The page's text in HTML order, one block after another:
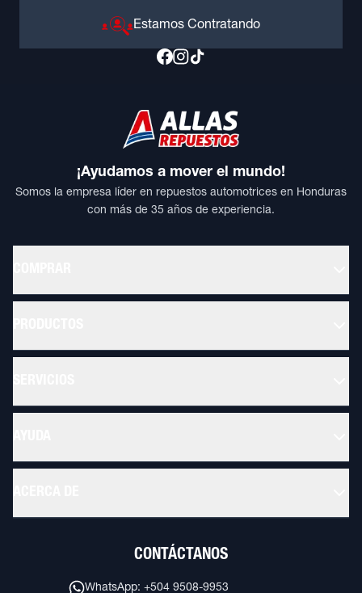
Estamos Contratando
¡Ayudamos a mover el mundo!
Somos la empresa líder en repuestos automotrices en Honduras
con más de 35 años de experiencia.
CONTÁCTANOS
WhatsApp: +504 9508-9953